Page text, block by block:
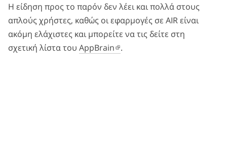
Η είδηση προς το παρόν δεν λέει και πολλά στους
απλούς χρήστες, καθώς οι εφαρμογές σε AIR είναι
ακόμη ελάχιστες και μπορείτε να τις δείτε στη
σχετική λίστα του AppBrain .